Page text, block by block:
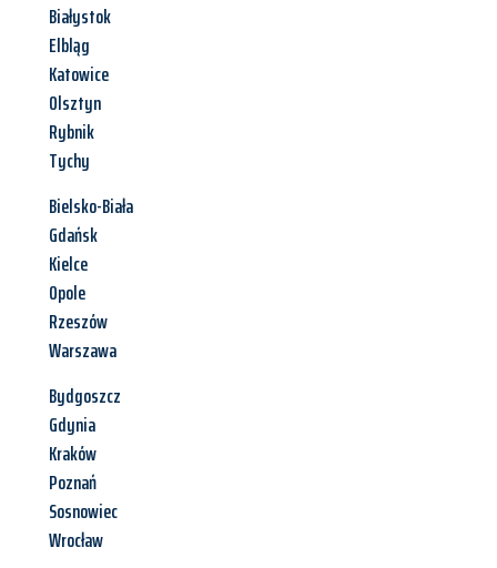
Białystok
Elbląg
Katowice
Olsztyn
Rybnik
Tychy
Bielsko-Biała
Gdańsk
Kielce
Opole
Rzeszów
Warszawa
Bydgoszcz
Gdynia
Kraków
Poznań
Sosnowiec
Wrocław